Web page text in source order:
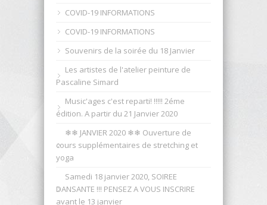
COVID-19 INFORMATIONS
COVID-19 INFORMATIONS
Souvenirs de la soirée du 18 Janvier
Les artistes de l'atelier peinture de
Pascaline Simard
Music'ages c'est reparti! !!!!! 2éme
édition. A partir du 21 Janvier 2020
❄︎❄︎ JANVIER 2020 ❄︎❄︎ Ouverture de
cours supplémentaires de stretching et
yoga
Samedi 18 janvier 2020, SOIREE
DANSANTE !!! PENSEZ A VOUS INSCRIRE
avant le 13 janvier